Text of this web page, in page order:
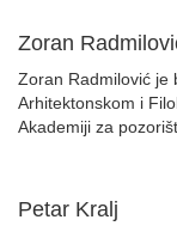
Zoran
Zoran Radmilović je
Arhitektonskom i
Akademiji za
Petar Kralj